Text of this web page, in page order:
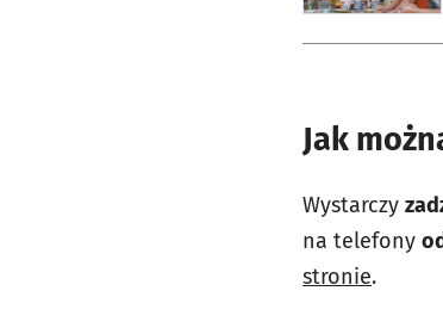
Jak
Wystarczy
na telefony
stronie.